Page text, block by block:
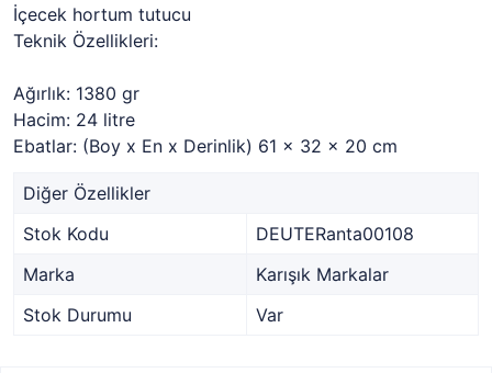
İçecek hortum tutucu
Teknik Özellikleri:
Ağırlık: 1380 gr
Hacim: 24 litre
Ebatlar: (Boy x En x Derinlik) 61 x 32 x 20 cm
Diğer Özellikler
Stok Kodu
DEUTERanta00108
Marka
Karışık Markalar
Stok Durumu
Var